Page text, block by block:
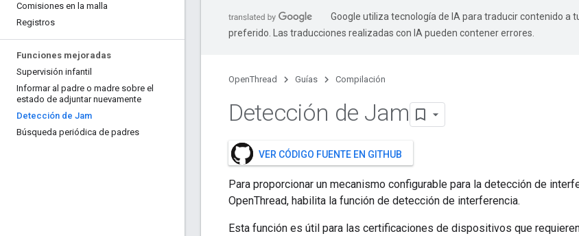
Comisiones en la malla
Registros
Funciones mejoradas
Supervisión infantil
Informar al padre o madre sobre el
estado de adjuntar nuevamente
Detección de Jam
Búsqueda periódica de padres
Google utiliza tecnología de IA para traducir contenido a
preferido. Las traducciones realizadas con IA pueden contener errores.
OpenThread Guías Compilación
Detección de Jam
VER CÓDIGO FUENTE EN GITHUB
Para proporcionar un mecanismo configurable para la detección de
OpenThread, habilita la función de detección de interferencia.
Esta función es útil para las certificaciones de dispositivos que